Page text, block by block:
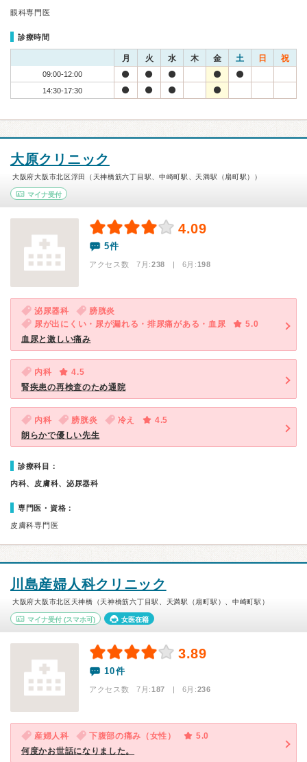
眼科専門医
診療時間
月 火 水 木 金 土 日 祝
09:00-12:00
14:30-17:30
大原クリニック
大阪府大阪市北区浮田（天神橋筋六丁目駅、中崎町駅、天満駅（扇町駅））
マイナ受付
4.09
5件
アクセス数 7月:238 | 6月:198
泌尿器科
膀胱炎
尿が出にくい・尿が漏れる・排尿痛がある・血尿
5.0
血尿と激しい痛み
内科
4.5
腎疾患の再検査のため通院
内科 膀胱炎 冷え
4.5
朗らかで優しい先生
診療科目：
内科、皮膚科、泌尿器科
専門医・資格：
皮膚科専門医
川島産婦人科クリニック
大阪府大阪市北区天神橋（天神橋筋六丁目駅、天満駅（扇町駅）、中崎町駅）
マイナ受付 (スマホ可) 女医在籍
3.89
10件
アクセス数 7月:187 | 6月:236
産婦人科 下腹部の痛み（女性）
5.0
何度かお世話になりました。